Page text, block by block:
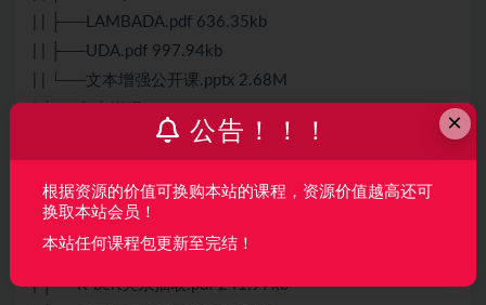
| | ├──LAMBADA.pdf 636.35kb
| | ├──UDA.pdf 997.94kb
| | └──文本增强公开课.pptx 2.68M
├──【讲座】彻底搞懂 Google bert 模型
| ├──BERT.pdf 805.08kb
| ├──diy_bert.py 10.50kb
| ├──R-bert关系抽取.pdf 241.97kb
×
公告！！！
根据资源的价值可换购本站的课程，资源价值越高还可
换取本站会员！
本站任何课程包更新至完结！